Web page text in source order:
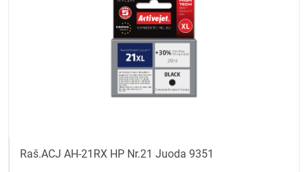
Raš.ACJ AH-21RX HP Nr.21 Juoda 9351